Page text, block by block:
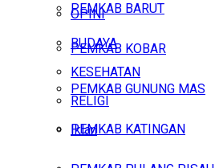
OPINI
BUDAYA
KESEHATAN
RELIGI
Iklan
PEMKAB BARUT
PEMKAB KOBAR
PEMKAB GUNUNG MAS
PEMKAB KATINGAN